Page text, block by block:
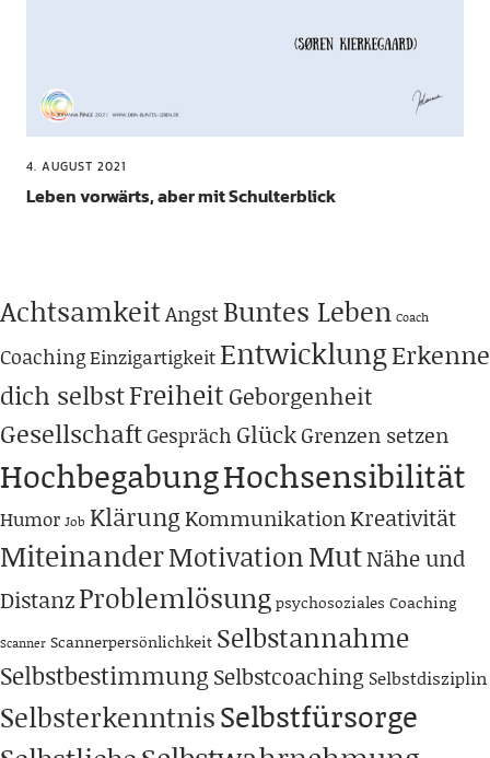
4. AUGUST 2021
Leben vorwärts, aber mit Schulterblick
AchtsamkeitAngstBuntes Leben Coach
CoachingEinzigartigkeit EntwicklungErkenne
dich selbstFreiheit Geborgenheit
GesellschaftGespräch GlückGrenzen setzen
HochbegabungHochsensibilität
Humor Job KlärungKommunikationKreativität
MiteinanderMotivationMutNähe und
DistanzProblemlösungpsychosoziales Coaching
Scanner Scannerpersönlichkeit Selbstannahme
Selbstbestimmung Selbstcoaching Selbstdisziplin
SelbsterkenntnisSelbstfürsorge